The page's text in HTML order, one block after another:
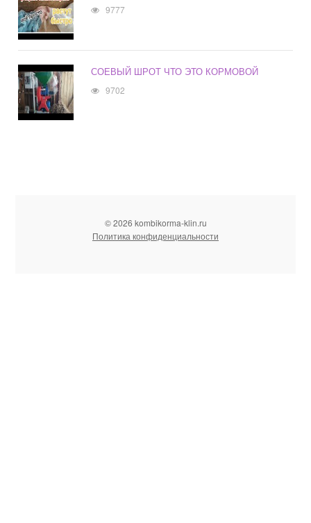
9777
СОЕВЫЙ ШРОТ ЧТО ЭТО КОРМОВОЙ
9702
© 2026 kombikorma-klin.ru
Политика конфиденциальности